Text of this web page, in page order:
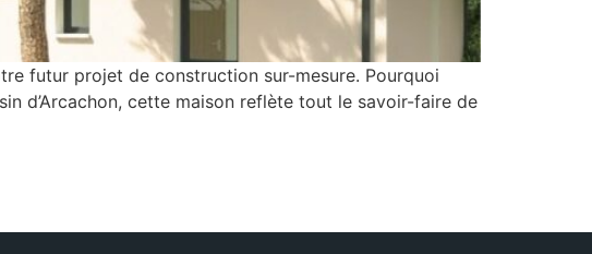
futur projet de construction sur-mesure. Pourquoi
d’Arcachon, cette maison reflète tout le savoir-faire de